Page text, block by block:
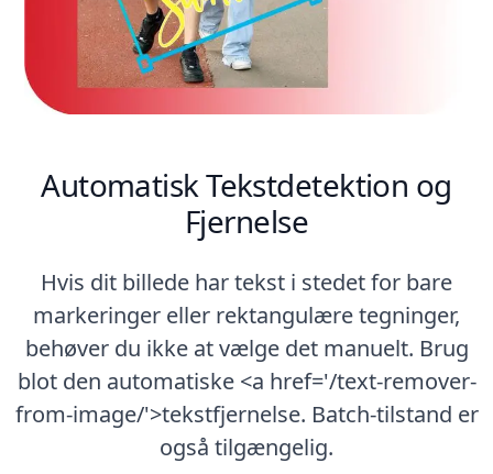
Automatisk Tekstdetektion og
Fjernelse
Hvis dit billede har tekst i stedet for bare
markeringer eller rektangulære tegninger,
behøver du ikke at vælge det manuelt. Brug
blot den automatiske <a href='/text-remover-
from-image/'>tekstfjernelse. Batch-tilstand er
også tilgængelig.